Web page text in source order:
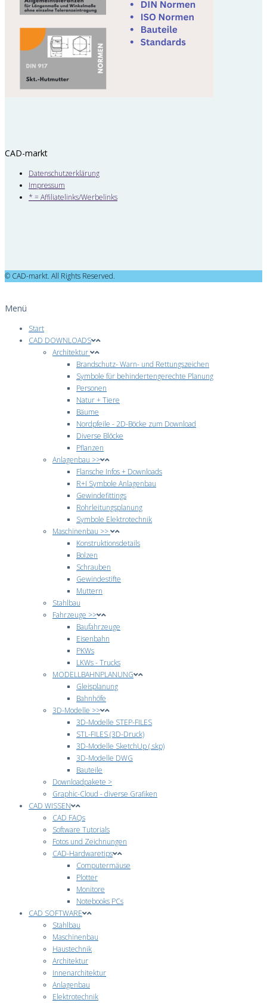
CAD-markt
Datenschutzerklärung
Impressum
* = Affiliatelinks/Werbelinks
© CAD-markt. All Rights Reserved.
Menü
Start
CAD DOWNLOADS
Architektur
Brandschutz- Warn- und Rettungszeichen
Symbole für behindertengerechte Planung
Personen
Natur + Tiere
Bäume
Nordpfeile - 2D-Böcke zum Download
Diverse Blöcke
Pflanzen
Anlagenbau >>
Flansche Infos + Downloads
R+I Symbole Anlagenbau
Gewindefittings
Rohrleitungsplanung
Symbole Elektrotechnik
Maschinenbau >>
Konstruktionsdetails
Bolzen
Schrauben
Gewindestifte
Muttern
Stahlbau
Fahrzeuge >>
Baufahrzeuge
Eisenbahn
PKWs
LKWs - Trucks
MODELLBAHNPLANUNG
Gleisplanung
Bahnhöfe
3D-Modelle >>
3D-Modelle STEP-FILES
STL-FILES (3D-Druck)
3D-Modelle SketchUp (.skp)
3D-Modelle DWG
Bauteile
Downloadpakete >
Graphic-Cloud - diverse Grafiken
CAD WISSEN
CAD FAQs
Software Tutorials
Fotos und Zeichnungen
CAD-Hardwaretips
Computermäuse
Plotter
Monitore
Notebooks PCs
CAD SOFTWARE
Stahlbau
Maschinenbau
Haustechnik
Architektur
Innenarchitektur
Anlagenbau
Elektrotechnik